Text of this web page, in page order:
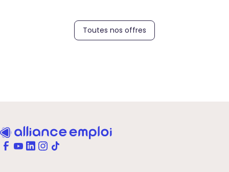
Toutes nos offres